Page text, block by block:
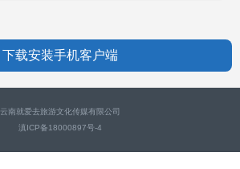
下载安装手机客户端
云南就爱去旅游文化传媒有限公司
滇ICP备18000897号-4